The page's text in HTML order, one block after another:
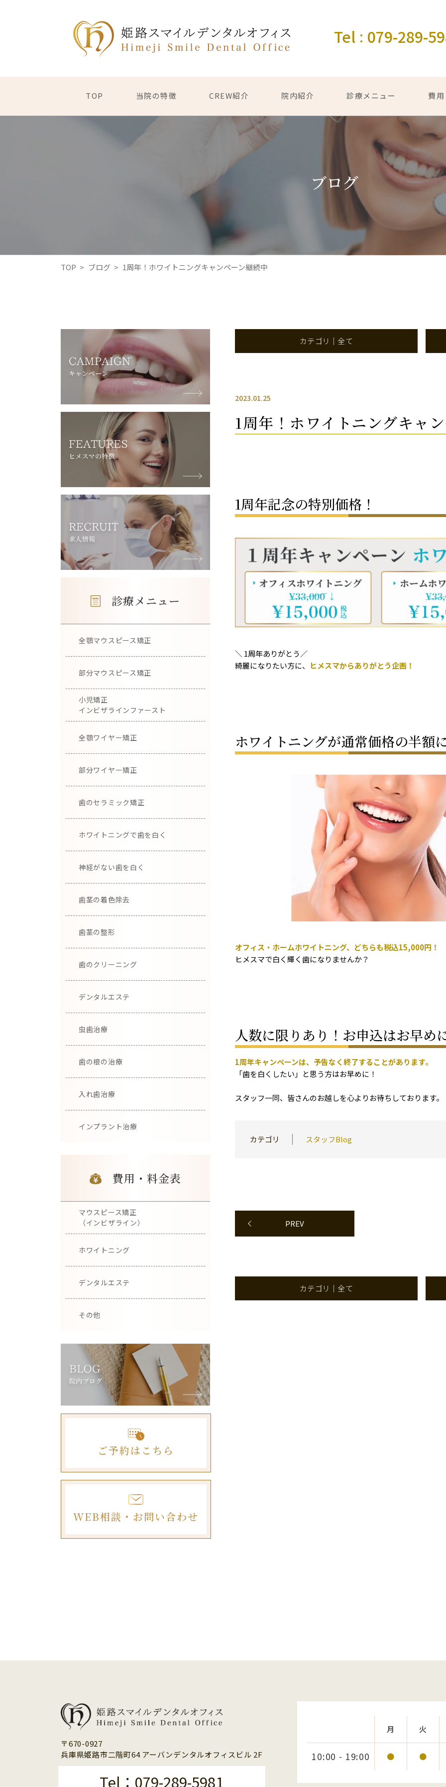
Tel ： 079-289-
TOP 当院の特徴 CREW紹介 院内紹介 診療メニュー 費
ブログ
TOP > ブログ > 1周年！ホワイトニングキャンペーン継続中
カテゴリ｜全て
2023.01.25
1周年！ホワイトニングキャ
1周年記念の特別価格！
＼ 1周年ありがとう／
綺麗になりたい方に、
ヒメスマからありがとう企画！
ホワイトニングが通常価格の半額
オフィス・ホームホワイトニング、どちらも税込15,000円！
ヒメスマで白く輝く歯になりませんか？
人数に限りあり！お申込はお早め
1周年キャンペーンは、予告なく終了することがあります。
「歯を白くしたい」と思う方はお早めに！
スタッフ一同、皆さんのお越しを心よりお待ちしております。
カテゴリ スタッフBlog
PREV
カテゴリ｜全て
診療メニュー
全顎マウスピース矯正
部分マウスピース矯正
小児矯正
インビザラインファースト
全顎ワイヤー矯正
部分ワイヤー矯正
歯のセラミック矯正
ホワイトニングで歯を白く
神経がない歯を白く
歯茎の着色除去
歯茎の整形
歯のクリーニング
デンタルエステ
虫歯治療
歯の根の治療
入れ歯治療
インプラント治療
費用・料金表
マウスピース矯正
（インビザライン）
ホワイトニング
デンタルエステ
その他
ご予約はこちら
WEB相談・お問い合わせ
〒670-0927
兵庫県姫路市二階町64 アーバンデンタルオフィスビル 2F
Tel：079-289-5981
月 火
10:00 - 19:00 ● ●